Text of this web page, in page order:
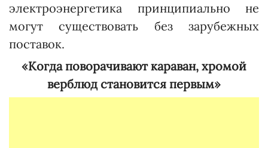
электроэнергетика принципиально не
могут существовать без зарубежных
поставок.
«Когда поворачивают караван, хромой
верблюд становится первым»